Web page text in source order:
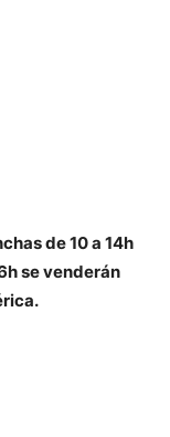
de 10 a 14h
se venderán